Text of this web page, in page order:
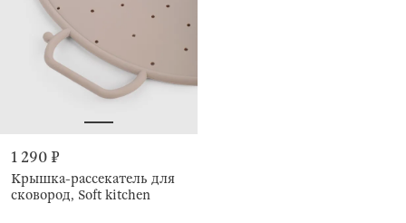
1 290 ₽
Крышка-рассекатель для
сковород, Soft kitchen